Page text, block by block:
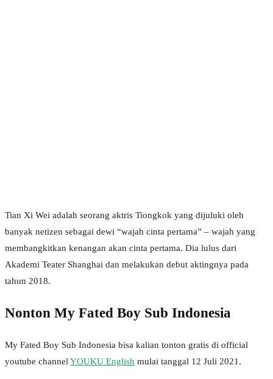
Tian Xi Wei adalah seorang aktris Tiongkok yang dijuluki oleh
banyak netizen sebagai dewi “wajah cinta pertama” – wajah yang
membangkitkan kenangan akan cinta pertama. Dia lulus dari
Akademi Teater Shanghai dan melakukan debut aktingnya pada
tahun 2018.
Nonton My Fated Boy Sub Indonesia
My Fated Boy Sub Indonesia bisa kalian tonton gratis di official
youtube channel YOUKU English mulai tanggal 12 Juli 2021.